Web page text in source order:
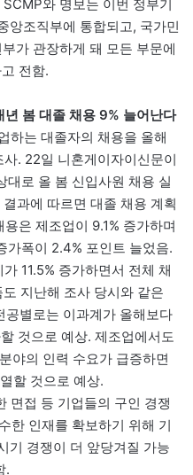
와 명보는 이번 정부기
앙조직부에 통합되고, 국가민
가 관장하게 돼 모든 부문에
전함.
봄 대졸 채용 9% 늘어난다
하는 대졸자의 채용을 올해
. 22일 니혼게이자이신문이
로 올 봄 신입사원 채용 실
과에 따르면 대졸 채용 계획
은 제조업이 9.1% 증가하며
가폭이 2.4% 포인트 늘었음.
11.5% 증가하면서 전체 채
지난해 조사 당시와 같은
공별로는 이과계가 올해보다
것으로 예상. 제조업에서도
야의 인력 수요가 급증하면
할 것으로 예상.
면접 등 기업들의 구인 경쟁
한 인재를 확보하기 위해 기
기 경쟁이 더 앞당겨질 가능
.